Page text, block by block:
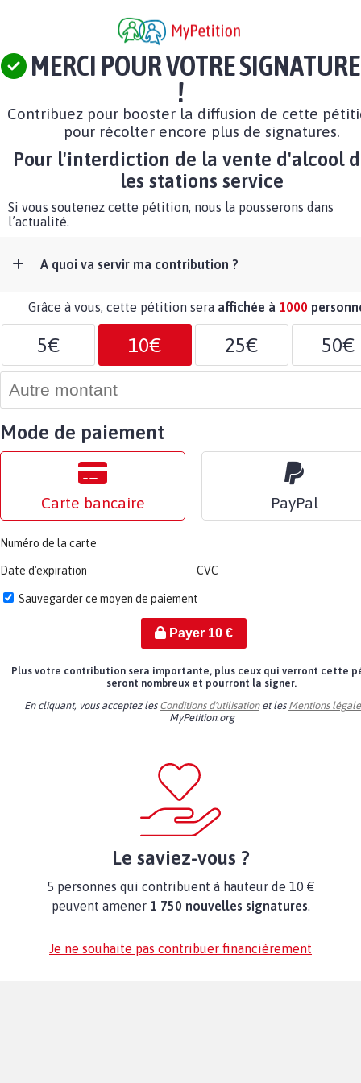
MERCI POUR VOTRE SIGNATURE
!
Contribuez pour booster la diffusion de cette
pour récolter encore plus de signatures.
Pour l'interdiction de la vente d'alcool
les stations service
Si vous soutenez cette pétition, nous la pousserons dans
l’actualité.
A quoi va servir ma contribution ?
Grâce à vous, cette pétition sera affichée à 1000
5€ 10€ 25€ 50€
Mode de paiement
Carte bancaire PayPal
Numéro de la carte
Date d'expiration CVC
Sauvegarder ce moyen de paiement
Payer 10€
Plus votre contribution sera importante, plus ceux qui verront cette
seront nombreux et pourront la signer.
En cliquant, vous acceptez les Conditions d'utilisationet les Mentions
MyPetition.org
Le saviez-vous ?
5 personnes qui contribuent à hauteur de 10 €
peuvent amener 1 750 nouvelles signatures.
Je ne souhaite pas contribuer financièrement